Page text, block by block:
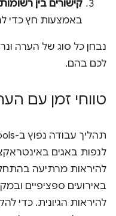
קישורים בין רשומות
באמצעות חץ כדי
נבחן כל סוג של הערה
לכם בהם.
טווחי זמן עם
לנפות באגים
להיראות מרתיעה
באירועים ספציפיים
להיראות הגיונית. כדי